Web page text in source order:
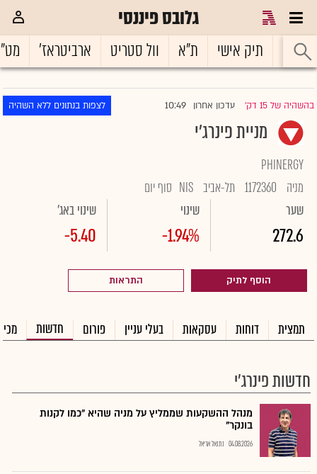
גלובס פיננסי
ראשי תיק אישי ת"א וול סטריט ארביטראז'
בהשהיה של 15 דק' |עדכון אחרון 10:49 לצפות בנתונים ללא השהיה
מניית פינרג'י
PHINERGY
מניה
1172360 תל-אביב NIS סוף יום
שער
272.6
שינוי
-1.94%
שינוי באג'
-5.40
הוסף לתיק התראות
תמצית דוחות עסקאות בעלי עניין פורום חדשות
חדשות פינרג'י
מנהל ההשקעות שממליץ על מניה שהיא "כמו לקנות
בונקר"
04.08.2026 נתנאל אריאל